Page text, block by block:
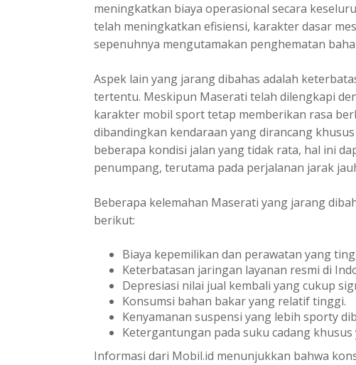
meningkatkan biaya operasional secara
telah meningkatkan efisiensi, karakter dasar
sepenuhnya mengutamakan penghematan
Aspek lain yang jarang dibahas adalah
tertentu. Meskipun Maserati telah dilengkapi
karakter mobil sport tetap memberikan rasa
dibandingkan kendaraan yang dirancang
beberapa kondisi jalan yang tidak rata, hal ini
penumpang, terutama pada perjalanan jarak
Beberapa kelemahan Maserati yang jarang
berikut:
Biaya kepemilikan dan perawatan yang
Keterbatasan jaringan layanan resmi di
Depresiasi nilai jual kembali yang cukup
Konsumsi bahan bakar yang relatif tinggi.
Kenyamanan suspensi yang lebih sporty
Ketergantungan pada suku cadang
Informasi dari Mobil.id menunjukkan bahwa